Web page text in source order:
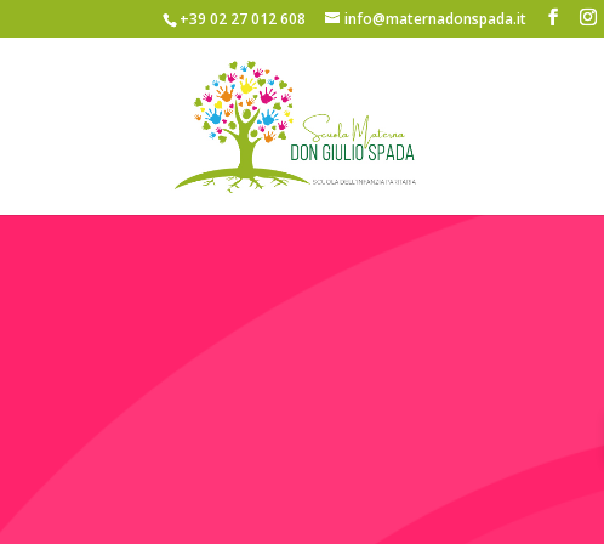
+39 02 27 012 608 info@maternadonspada.it